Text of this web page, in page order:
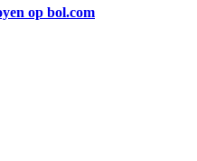
op bol.com